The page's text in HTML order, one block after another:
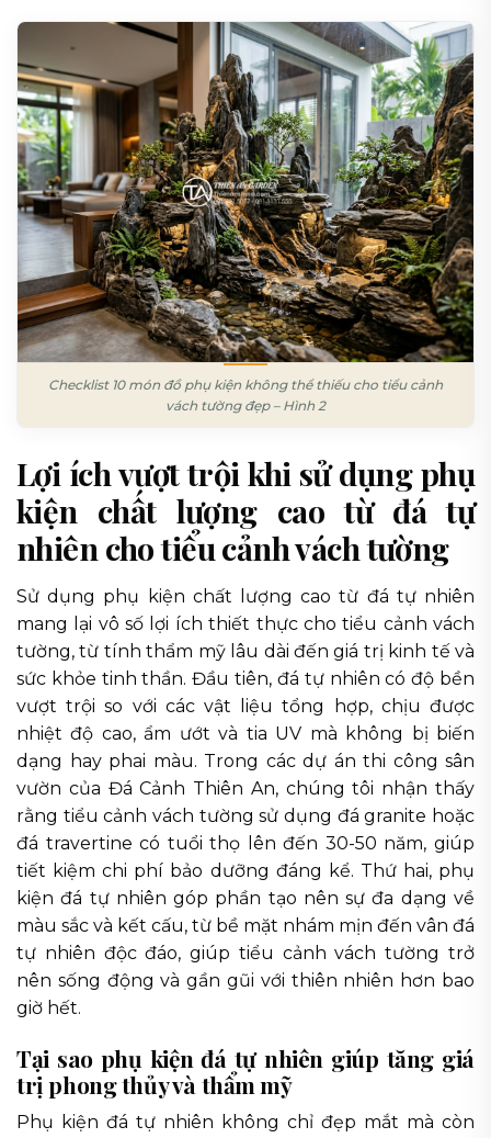
Checklist 10 món đồ phụ kiện không thể thiếu cho tiểu cảnh
vách tường đẹp – Hình 2
Lợi ích vượt trội khi sử dụng phụ
kiện chất lượng cao từ đá tự
nhiên cho tiểu cảnh vách tường
Sử dụng phụ kiện chất lượng cao từ đá tự nhiên
mang lại vô số lợi ích thiết thực cho tiểu cảnh vách
tường, từ tính thẩm mỹ lâu dài đến giá trị kinh tế và
sức khỏe tinh thần. Đầu tiên, đá tự nhiên có độ bền
vượt trội so với các vật liệu tổng hợp, chịu được
nhiệt độ cao, ẩm ướt và tia UV mà không bị biến
dạng hay phai màu. Trong các dự án thi công sân
vườn của Đá Cảnh Thiên An, chúng tôi nhận thấy
rằng tiểu cảnh vách tường sử dụng đá granite hoặc
đá travertine có tuổi thọ lên đến 30-50 năm, giúp
tiết kiệm chi phí bảo dưỡng đáng kể. Thứ hai, phụ
kiện đá tự nhiên góp phần tạo nên sự đa dạng về
màu sắc và kết cấu, từ bề mặt nhám mịn đến vân đá
tự nhiên độc đáo, giúp tiểu cảnh vách tường trở
nên sống động và gần gũi với thiên nhiên hơn bao
giờ hết.
Tại sao phụ kiện đá tự nhiên giúp tăng giá
trị phong thủy và thẩm mỹ
Phụ kiện đá tự nhiên không chỉ đẹp mắt mà còn